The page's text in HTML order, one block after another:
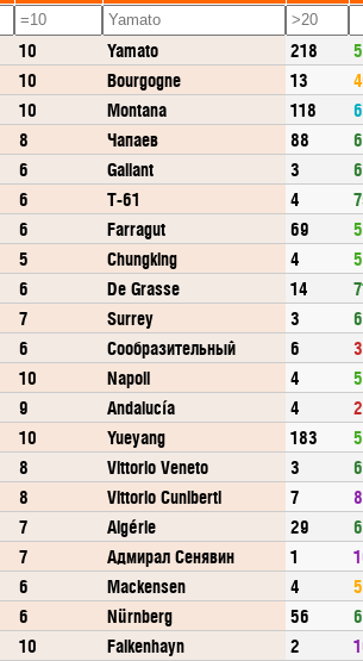
10 Yamato 218
10 Bourgogne 13
10 Montana 118
8 Чапаев 88
6 Gallant 3
6 T-61 4
6 Farragut 69
5 Chungking 4
6 De Grasse 14
7 Surrey 3
6 Сообразительный 6
10 Napoli 4
9 Andalucía 4
10 Yueyang 183
8 Vittorio Veneto 3
8 Vittorio Cuniberti 7
7 Algérie 29
7 Адмирал Сенявин 1
6 Mackensen 4
6 Nürnberg 56
10 Falkenhayn 2